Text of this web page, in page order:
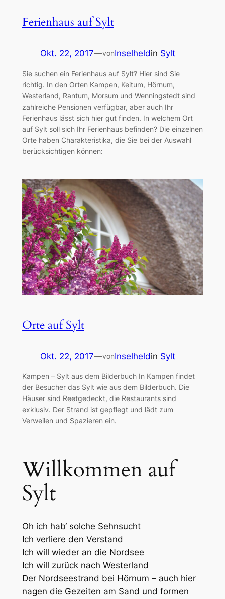
Ferienhaus auf Sylt
Okt. 22, 2017—vonInselheldin Sylt
Sie suchen ein Ferienhaus auf Sylt? Hier sind Sie
richtig. In den Orten Kampen, Keitum, Hörnum,
Westerland, Rantum, Morsum und Wenningstedt sind
zahlreiche Pensionen verfügbar, aber auch Ihr
Ferienhaus lässt sich hier gut finden. In welchem Ort
auf Sylt soll sich Ihr Ferienhaus befinden? Die einzelnen
Orte haben Charakteristika, die Sie bei der Auswahl
berücksichtigen können:
Orte auf Sylt
Okt. 22, 2017—vonInselheldin Sylt
Kampen – Sylt aus dem Bilderbuch In Kampen findet
der Besucher das Sylt wie aus dem Bilderbuch. Die
Häuser sind Reetgedeckt, die Restaurants sind
exklusiv. Der Strand ist gepflegt und lädt zum
Verweilen und Spazieren ein.
Willkommen auf
Sylt
Oh ich hab‘ solche Sehnsucht
Ich verliere den Verstand
Ich will wieder an die Nordsee
Ich will zurück nach Westerland
Der Nordseestrand bei Hörnum – auch hier
nagen die Gezeiten am Sand und formen